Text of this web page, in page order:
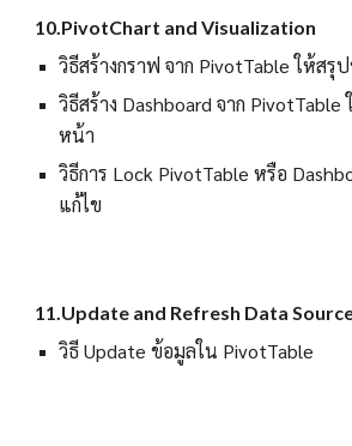
10.PivotChart and Visualization
วิธีสร้างกราฟ จาก PivotTable ให้สรุ
วิธีสร้าง Dashboard จาก
หน้า
วิธีการ Lock PivotTable หรือ
แก้ไข
11.Update and Refresh Data
วิธี Update ข้อมูลใน PivotTable